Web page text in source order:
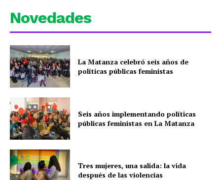
Novedades
La Matanza celebró seis años de
políticas públicas feministas
Seis años implementando políticas
públicas feministas en La Matanza
Tres mujeres, una salida: la vida
después de las violencias